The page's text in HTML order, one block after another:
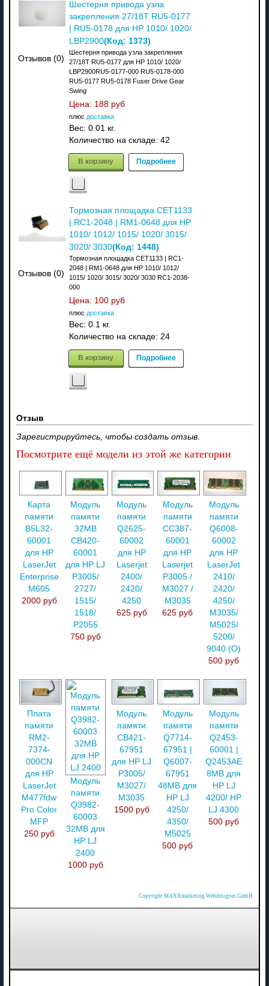
Отзывов (0)
Шестерня привода узла
закрепления 27/18T RU5-0177
| RU5-0178 для HP 1010/ 1020/
LBP2900(Код: 1373)
Шестерня привода узла закрепления
27/18T RU5-0177 для HP 1010/ 1020/
LBP2900RU5-0177-000 RU5-0178-000
RU5-0177 RU5-0178 Fuser Drive Gear
Swing
Цена: 188 руб
плюс доставка
Вес: 0.01 кг.
Количество на складе: 42
В корзину Подробнее
Отзывов (0)
Тормозная площадка CET1133
| RC1-2048 | RM1-0648 для HP
1010/ 1012/ 1015/ 1020/ 3015/
3020/ 3030(Код: 1448)
Тормозная площадка CET1133 | RC1-
2048 | RM1-0648 для HP 1010/ 1012/
1015/ 1020/ 3015/ 3020/ 3030 RC1-2038-
000
Цена: 100 руб
плюс доставка
Вес: 0.1 кг.
Количество на складе: 24
В корзину Подробнее
Отзыв
Зарегистрируйтесь, чтобы создать отзыв.
Посмотрите ещё модели из этой же категории
Карта
памяти
B5L32-
60001
для HP
LaserJet
Enterprise
M605
2000 руб
Модуль
памяти
32MB
CB420-
60001
для HP LJ
P3005/
2727/
1515/
1518/
P2055
750 руб
Модуль
памяти
Q2625-
60002
для HP
Laserjet
2400/
2420/
4250
625 руб
Модуль
памяти
CC387-
60001
для HP
Laserjet
P3005 /
M3027 /
M3035
625 руб
Модуль
памяти
Q6008-
60002
для HP
LaserJet
2410/
2420/
4250/
M3035/
M5025/
5200/
9040 (О)
500 руб
Плата
памяти
RM2-
7374-
000CN
для HP
LaserJet
M477fdw
Pro Color
MFP
250 руб
Модуль
памяти
Q3982-
60003
32MB для
HP LJ
2400
1000 руб
Модуль
памяти
CB421-
67951
для HP LJ
P3005/
M3027/
M3035
1500 руб
Модуль
памяти
Q7714-
67951 |
Q6007-
67951
48MB для
HP LJ
4250/
4350/
M5025
500 руб
Модуль
памяти
Q2453-
60001 |
Q2453AE
8MB для
HP LJ
4200/ HP
LJ 4300
500 руб
Copyright MAXXmarketing Webdesigner GmbH